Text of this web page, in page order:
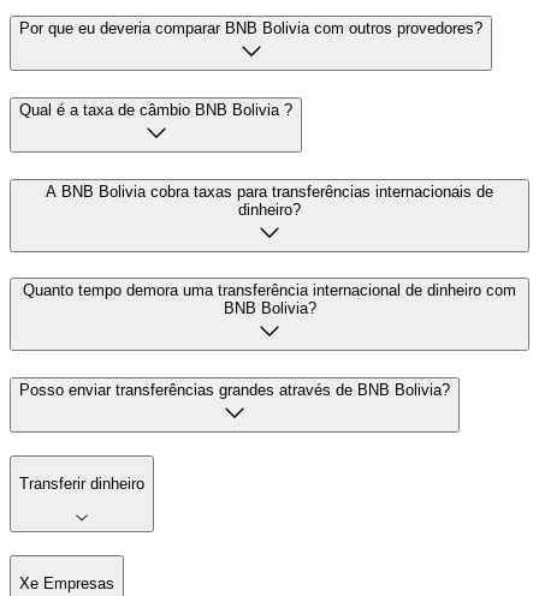
Por que eu deveria comparar BNB Bolivia com outros provedores?
Qual é a taxa de câmbio BNB Bolivia ?
A BNB Bolivia cobra taxas para transferências internacionais de
dinheiro?
Quanto tempo demora uma transferência internacional de dinheiro com
BNB Bolivia?
Posso enviar transferências grandes através de BNB Bolivia?
Transferir dinheiro
Xe Empresas